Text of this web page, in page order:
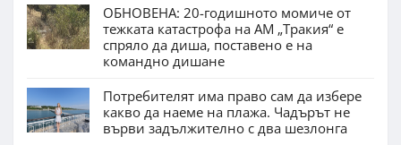
ОБНОВЕНА: 20-годишното момиче от
тежката катастрофа на АМ „Тракия“ е
спряло да диша, поставено е на
командно дишане
Потребителят има право сам да избере
какво да наеме на плажа. Чадърът не
върви задължително с два шезлонга